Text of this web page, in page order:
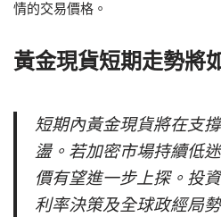
情的交易價格。
黃金現貨短期走勢將
短期內黃金現貨將在支
盪。若加密市場持續低
價有望進一步上探。投
利率決策及全球政經局